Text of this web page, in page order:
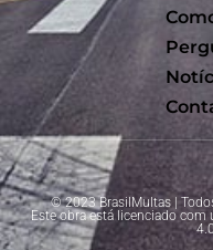
© 2023 BrasilMultas |
Este obra está licenciado com